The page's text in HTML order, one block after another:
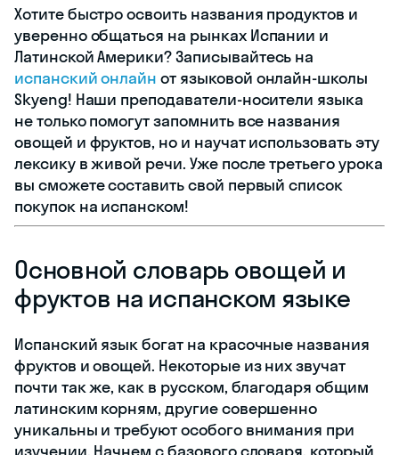
Хотите быстро освоить названия продуктов и
уверенно общаться на рынках Испании и
Латинской Америки? Записывайтесь на
испанский онлайн от языковой онлайн-школы
Skyeng! Наши преподаватели-носители языка
не только помогут запомнить все названия
овощей и фруктов, но и научат использовать эту
лексику в живой речи. Уже после третьего урока
вы сможете составить свой первый список
покупок на испанском!
Основной словарь овощей и
фруктов на испанском языке
Испанский язык богат на красочные названия
фруктов и овощей. Некоторые из них звучат
почти так же, как в русском, благодаря общим
латинским корням, другие совершенно
уникальны и требуют особого внимания при
изучении. Начнем с базового словаря, который